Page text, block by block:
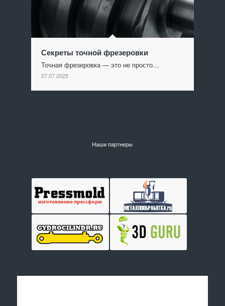
Секреты точной фрезеровки
Точная фрезеровка — это не просто…
27.07.2025
Наши партнеры